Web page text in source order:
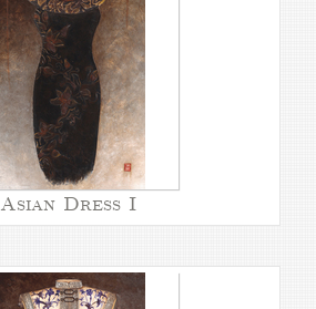
Asian Dress I